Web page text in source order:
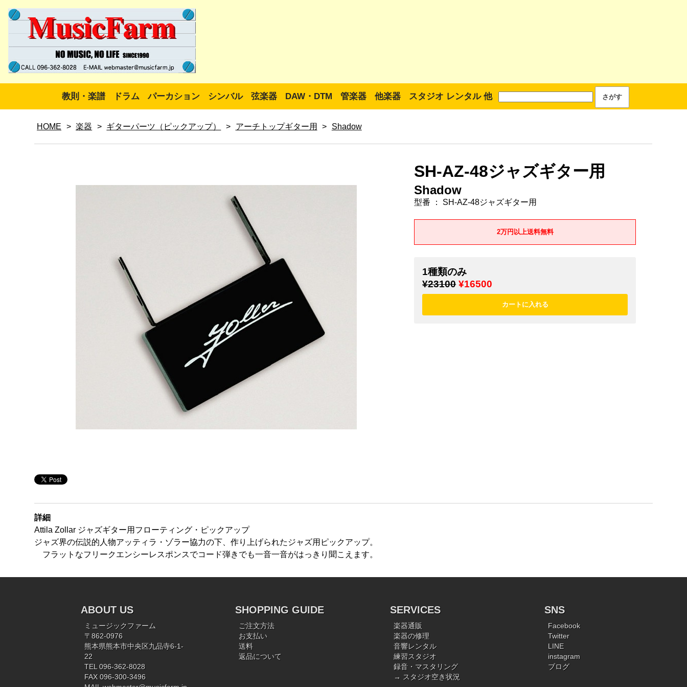
教則・楽譜 ドラム パーカション シンバル 弦楽器 DAW・DTM 管楽器 他楽器 スタジオ レンタル 他
HOME > 楽器 > ギターパーツ（ピックアップ） > アーチトップギター用 > Shadow
SH-AZ-48ジャズギター用
Shadow
型番 ： SH-AZ-48ジャズギター用
2万円以上送料無料
1種類のみ
¥23100 ¥16500
詳細
Attila Zollar ジャズギター用フローティング・ピックアップ
ジャズ界の伝説的人物アッティラ・ゾラー協力の下、作り上げられたジャズ用ピックアップ。
フラットなフリークエンシーレスポンスでコード弾きでも一音一音がはっきり聞こえます。
ABOUT US
ミュージックファーム
〒862-0976
熊本県熊本市中央区九品寺6-1-
22
TEL 096-362-8028
FAX 096-300-3496
SHOPPING GUIDE
ご注文方法
お支払い
送料
返品について
SERVICES
楽器通販
楽器の修理
音響レンタル
練習スタジオ
録音・マスタリング
→ スタジオ空き状況
SNS
Facebook
Twitter
LINE
instagram
ブログ